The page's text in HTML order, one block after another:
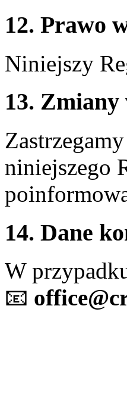
12. Prawo
Niniejszy
13.
niniejszego
14. Dane
W
📧